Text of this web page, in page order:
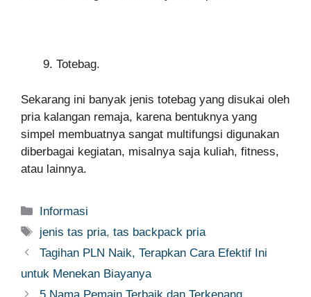
Totebag.
Sekarang ini banyak jenis totebag yang disukai oleh
pria kalangan remaja, karena bentuknya yang
simpel membuatnya sangat multifungsi digunakan
diberbagai kegiatan, misalnya saja kuliah, fitness,
atau lainnya.
Categories
Informasi
Tags
jenis tas pria,tas backpack pria
Tagihan PLN Naik, Terapkan Cara Efektif Ini
untuk Menekan Biayanya
5 Nama Pemain Terbaik dan Terkenang